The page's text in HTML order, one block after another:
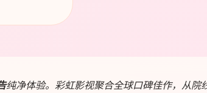
纯净体验。彩虹影视聚合全球口碑佳作，从院